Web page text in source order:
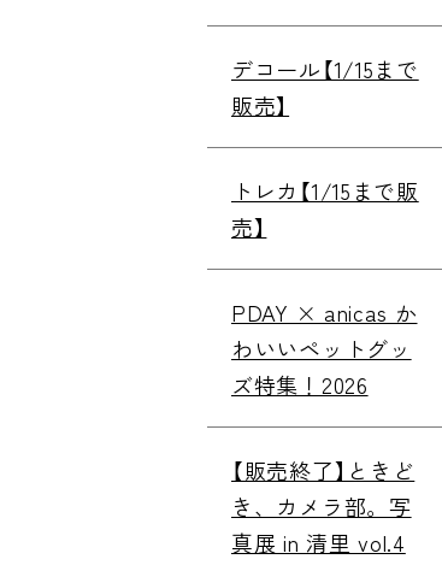
デコール【1/15まで
販売】
トレカ【1/15まで販
売】
PDAY × anicas か
わいいペットグッ
ズ特集！2026
【販売終了】ときど
き、カメラ部。写
真展 in 清里 vol.4